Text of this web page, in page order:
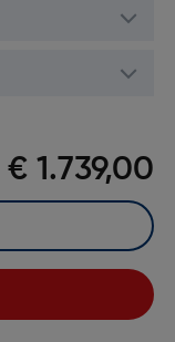
€ 1.739,00